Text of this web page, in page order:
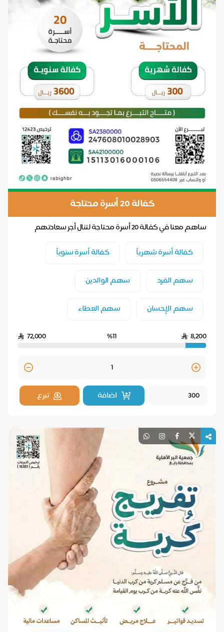
كفالة 20 أسرة محتاجة
ساهم معنا في كفالة 20 أسرة محتاجة لتنال أجر سعادتهم
كفالة أسرة شهرياً
كفالة أسرة سنوياً
سهم الفرد سهم الوالدين
سهم الإحسان سهم العطاء
8,200
%11
72,000
Quantity
اضافة
تبرع